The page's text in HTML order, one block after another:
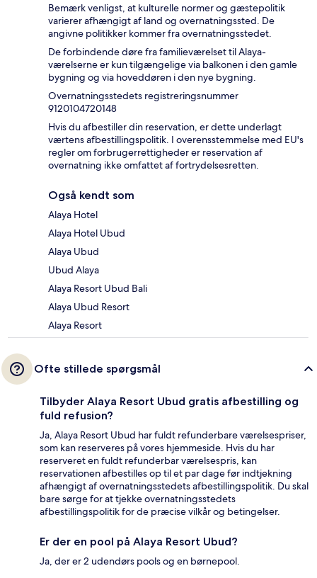
Bemærk venligst, at kulturelle normer og gæstepolitik
varierer afhængigt af land og overnatningssted. De
angivne politikker kommer fra overnatningsstedet.
De forbindende døre fra familieværelset til Alaya-
værelserne er kun tilgængelige via balkonen i den gamle
bygning og via hoveddøren i den nye bygning.
Overnatningsstedets registreringsnummer
9120104720148
Hvis du afbestiller din reservation, er dette underlagt
værtens afbestillingspolitik. I overensstemmelse med EU's
regler om forbrugerrettigheder er reservation af
overnatning ikke omfattet af fortrydelsesretten.
Også kendt som
Alaya Hotel
Alaya Hotel Ubud
Alaya Ubud
Ubud Alaya
Alaya Resort Ubud Bali
Alaya Ubud Resort
Alaya Resort
Ofte stillede spørgsmål
Tilbyder Alaya Resort Ubud gratis afbestilling og
fuld refusion?
Ja, Alaya Resort Ubud har fuldt refunderbare værelsespriser,
som kan reserveres på vores hjemmeside. Hvis du har
reserveret en fuldt refunderbar værelsespris, kan
reservationen afbestilles op til et par dage før indtjekning
afhængigt af overnatningsstedets afbestillingspolitik. Du skal
bare sørge for at tjekke overnatningsstedets
afbestillingspolitik for de præcise vilkår og betingelser.
Er der en pool på Alaya Resort Ubud?
Ja, der er 2 udendørs pools og en børnepool.